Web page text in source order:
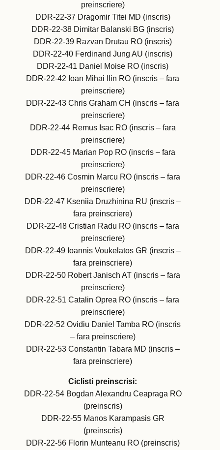
preinscriere)
DDR-22-37 Dragomir Titei MD (inscris)
DDR-22-38 Dimitar Balanski BG (inscris)
DDR-22-39 Razvan Drutau RO (inscris)
DDR-22-40 Ferdinand Jung AU (inscris)
DDR-22-41 Daniel Moise RO (inscris)
DDR-22-42 Ioan Mihai Ilin RO (inscris – fara
preinscriere)
DDR-22-43 Chris Graham CH (inscris – fara
preinscriere)
DDR-22-44 Remus Isac RO (inscris – fara
preinscriere)
DDR-22-45 Marian Pop RO (inscris – fara
preinscriere)
DDR-22-46 Cosmin Marcu RO (inscris – fara
preinscriere)
DDR-22-47 Kseniia Druzhinina RU (inscris –
fara preinscriere)
DDR-22-48 Cristian Radu RO (inscris – fara
preinscriere)
DDR-22-49 Ioannis Voukelatos GR (inscris –
fara preinscriere)
DDR-22-50 Robert Janisch AT (inscris – fara
preinscriere)
DDR-22-51 Catalin Oprea RO (inscris – fara
preinscriere)
DDR-22-52 Ovidiu Daniel Tamba RO (inscris
– fara preinscriere)
DDR-22-53 Constantin Tabara MD (inscris –
fara preinscriere)
Ciclisti preinscrisi:
DDR-22-54 Bogdan Alexandru Ceapraga RO
(preinscris)
DDR-22-55 Manos Karampasis GR
(preinscris)
DDR-22-56 Florin Munteanu RO (preinscris)